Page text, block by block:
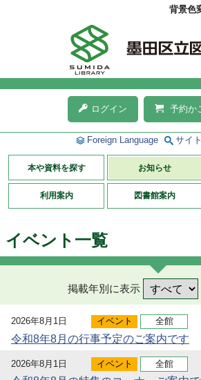
背景色
ログイン 予約か
Foreign Language サイ
本や資料を探す お知らせ
利用案内 図書館案内
イベント一覧
掲載年別に表示
2026年8月1日 イベント 全館
令和8年8月の行事予定のご案内です
2026年8月1日 イベント 全館